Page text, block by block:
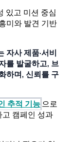
있고 미션 중심
미와 발견 기반
자사 제품·서비
를 발굴하고, 브
하며, 신뢰를 구
추적 기능으로
캠페인 성과